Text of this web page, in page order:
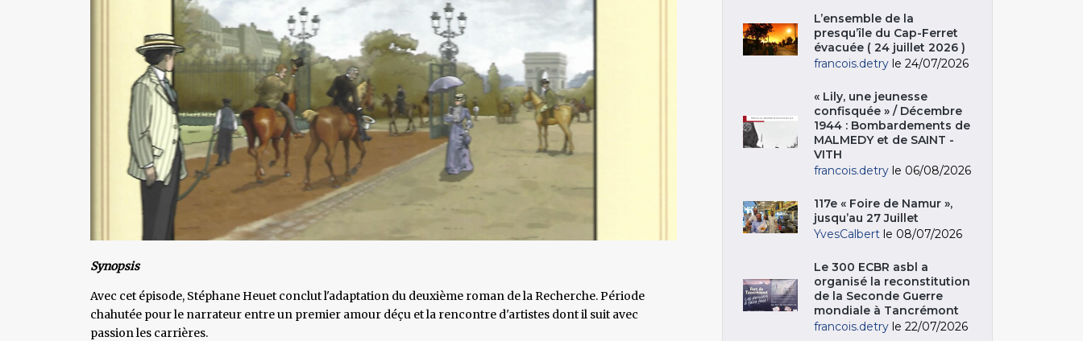
Synopsis
Avec cet épisode, Stéphane Heuet conclut l'adaptation du deuxième roman de la Recherche. Période
chahutée pour le narrateur entre un premier amour déçu et la rencontre d'artistes dont il suit avec
passion les carrières.
L’ensemble de la
presqu’île du Cap-Ferret
évacuée ( 24 juillet 2026 )
francois.detry le 24/07/2026
« Lily, une jeunesse
confisquée » / Décembre
1944 : Bombardements de
MALMEDY et de SAINT -
VITH
francois.detry le 06/08/2026
117e « Foire de Namur »,
jusqu’au 27 Juillet
YvesCalbert le 08/07/2026
Le 300 ECBR asbl a
organisé la reconstitution
de la Seconde Guerre
mondiale à Tancrémont
francois.detry le 22/07/2026